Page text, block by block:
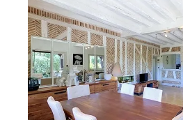
MARCILLY EN VILLETTE 45
218 m2, 7 pièces
Ref : 2059
Maison à vendre
424 000 €